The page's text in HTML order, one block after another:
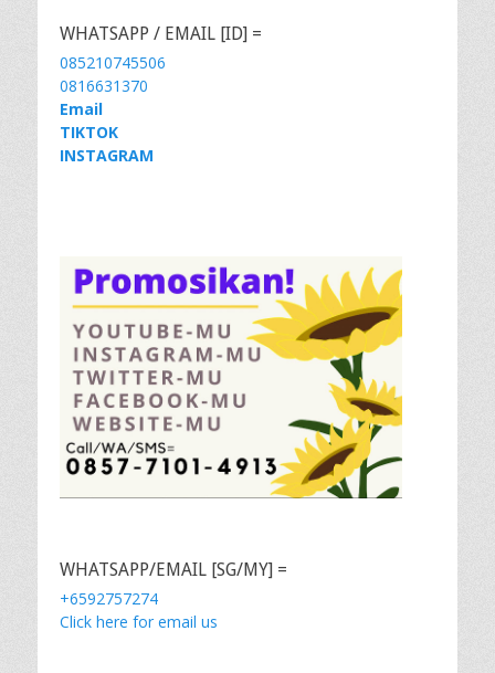
WHATSAPP / EMAIL [ID] =
085210745506
0816631370
Email
TIKTOK
INSTAGRAM
WHATSAPP/EMAIL [SG/MY] =
+6592757274
Click here for email us